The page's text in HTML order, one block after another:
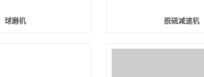
球磨机 脱硫减速机